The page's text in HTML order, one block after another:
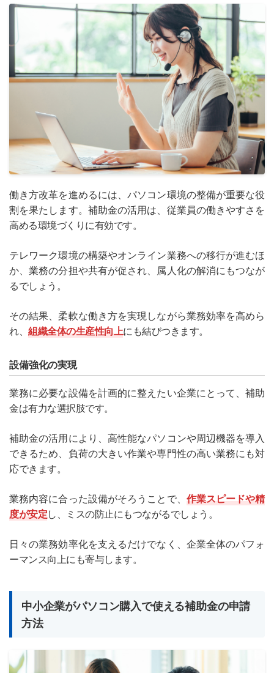
働き方改革を進めるには、パソコン環境の整備が重要な役
割を果たします。補助金の活用は、従業員の働きやすさを
高める環境づくりに有効です。
テレワーク環境の構築やオンライン業務への移行が進むほ
か、業務の分担や共有が促され、属人化の解消にもつなが
るでしょう。
その結果、柔軟な働き方を実現しながら業務効率を高めら
れ、組織全体の生産性向上にも結びつきます。
設備強化の実現
業務に必要な設備を計画的に整えたい企業にとって、補助
金は有力な選択肢です。
補助金の活用により、高性能なパソコンや周辺機器を導入
できるため、負荷の大きい作業や専門性の高い業務にも対
応できます。
業務内容に合った設備がそろうことで、 作業スピードや精
度が安定し、ミスの防止にもつながるでしょう。
日々の業務効率化を支えるだけでなく、企業全体のパフォ
ーマンス向上にも寄与します。
中小企業がパソコン購入で使える補助金の申請
方法